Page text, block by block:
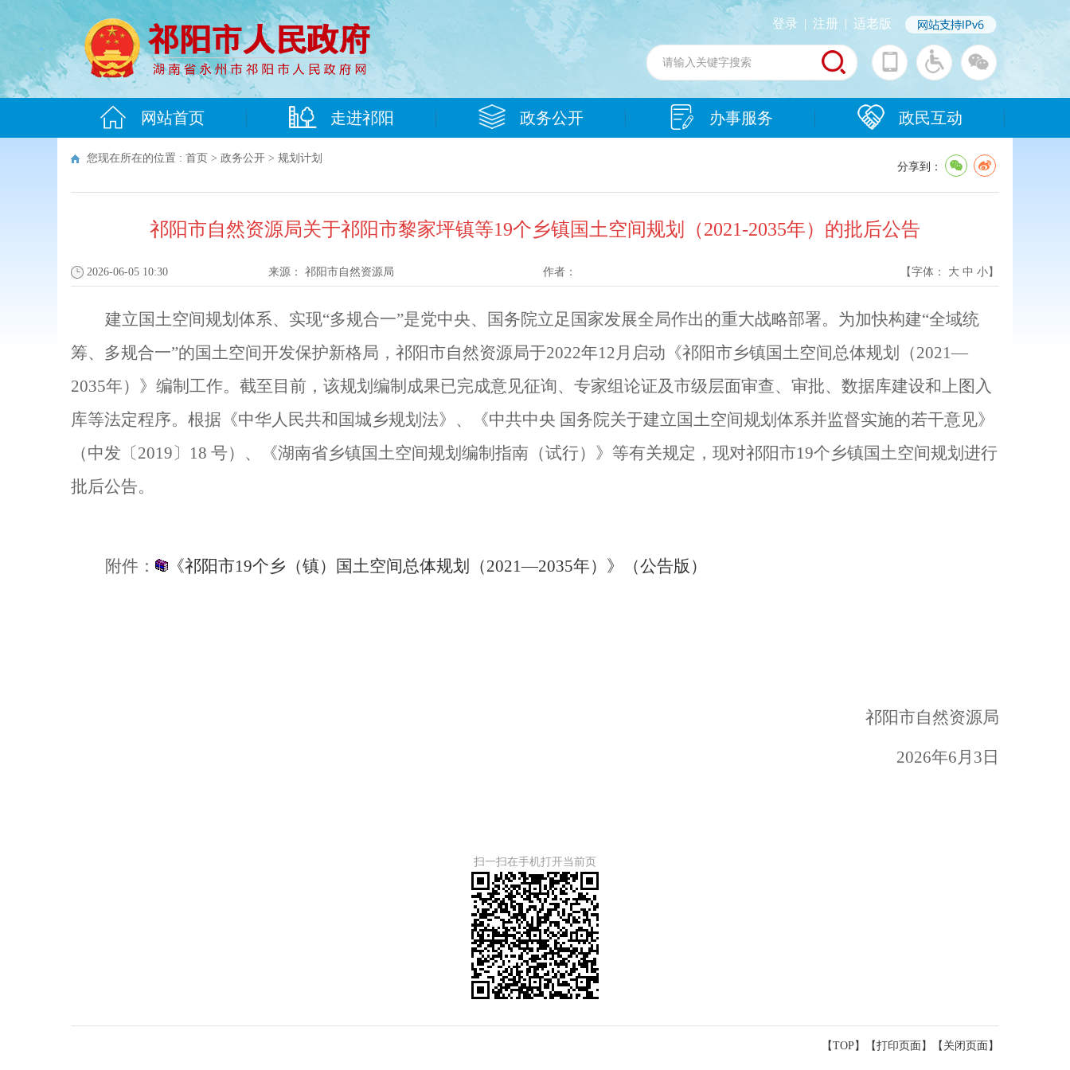
登录 | 注册 | 适老版
网站首页 走进祁阳 政务公开 办事服务 政民互动
您现在所在的位置 : 首页 > 政务公开 > 规划计划
分享到：
祁阳市自然资源局关于祁阳市黎家坪镇等19个乡镇国土空间规划（2021-2035年）的批后公告
2026-06-05 10:30 来源： 祁阳市自然资源局 作者： 【字体： 大 中 小】
建立国土空间规划体系、实现“多规合一”是党中央、国务院立足国家发展全局作出的重大战略部署。为加快构建“全域统
筹、多规合一”的国土空间开发保护新格局，祁阳市自然资源局于2022年12月启动《祁阳市乡镇国土空间总体规划（2021—
2035年）》编制工作。截至目前，该规划编制成果已完成意见征询、专家组论证及市级层面审查、审批、数据库建设和上图入
库等法定程序。根据《中华人民共和国城乡规划法》、《中共中央 国务院关于建立国土空间规划体系并监督实施的若干意见》
（中发〔2019〕18 号）、
《湖南省乡镇国土空间规划编制指南（试行）》等有关规定，现对祁阳市19个乡镇国土空间规划进行
批后公告。
附件： 《祁阳市19个乡（镇）国土空间总体规划（2021—2035年）》（公告版）
祁阳市自然资源局
2026年6月 3 日
扫一扫在手机打开当前页
【TOP】 【打印页面 】【 关闭页面 】